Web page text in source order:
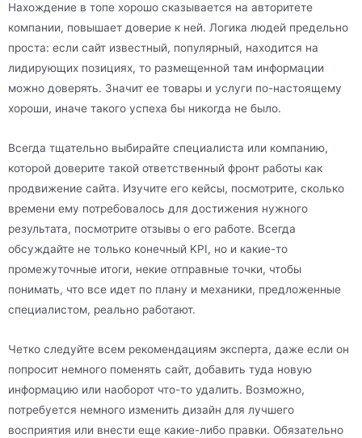
Нахождение в топе хорошо сказывается на авторитете
компании, повышает доверие к ней. Логика людей предельно
проста: если сайт известный, популярный, находится на
лидирующих позициях, то размещенной там информации
можно доверять. Значит ее товары и услуги по-настоящему
хороши, иначе такого успеха бы никогда не было.
Всегда тщательно выбирайте специалиста или компанию,
которой доверите такой ответственный фронт работы как
продвижение сайта. Изучите его кейсы, посмотрите, сколько
времени ему потребовалось для достижения нужного
результата, посмотрите отзывы о его работе. Всегда
обсуждайте не только конечный KPI, но и какие-то
промежуточные итоги, некие отправные точки, чтобы
понимать, что все идет по плану и механики, предложенные
специалистом, реально работают.
Четко следуйте всем рекомендациям эксперта, даже если он
попросит немного поменять сайт, добавить туда новую
информацию или наоборот что-то удалить. Возможно,
потребуется немного изменить дизайн для лучшего
восприятия или внести еще какие-либо правки. Обязательно